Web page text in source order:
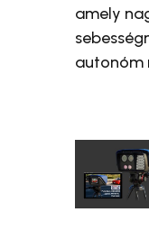
amely
autonóm